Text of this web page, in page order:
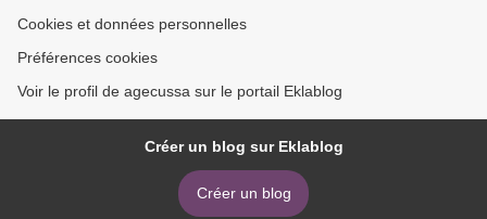
Cookies et données personnelles
Préférences cookies
Voir le profil de agecussa sur le portail Eklablog
Créer un blog sur Eklablog
Créer un blog